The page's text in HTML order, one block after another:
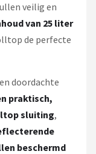
veilig en
van 25 liter
de perfecte
doordachte
praktisch,
sluiting,
beschermd